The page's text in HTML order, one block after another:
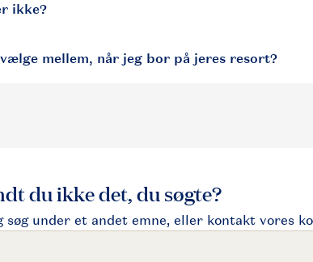
ikke?
mellem, når jeg bor på jeres resort?